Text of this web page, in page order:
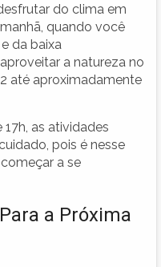
do clima em
quando você
da baixa
a natureza no
até aproximadamente
17h, as atividades
pois é nesse
a se
a Próxima